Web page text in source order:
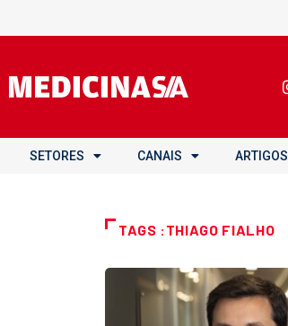
SETORES CANAIS ARTIGOS
TAGS :THIAGO FIALHO